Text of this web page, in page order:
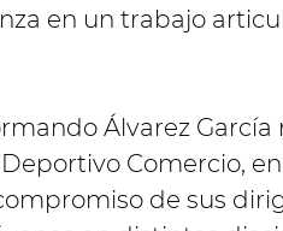
en un trabajo
Álvarez García
Comercio,
de sus